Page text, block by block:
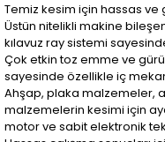
Temiz kesim için hassas ve
Üstün nitelikli makine
kılavuz ray sistemi
Çok etkin toz emme ve
sayesinde özellikle iç
Ahşap, plaka malzemeler,
malzemelerin kesimi için
motor ve sabit elektronik